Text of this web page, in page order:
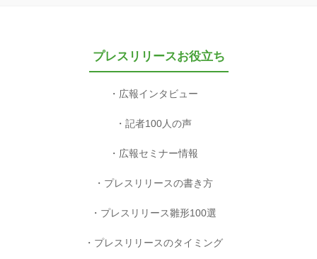
プレスリリースお役立ち
広報インタビュー
記者100人の声
広報セミナー情報
プレスリリースの書き方
プレスリリース雛形100選
プレスリリースのタイミング